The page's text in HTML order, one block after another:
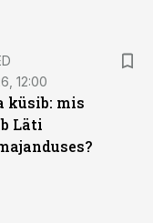
12:00
küsib: mis
Läti